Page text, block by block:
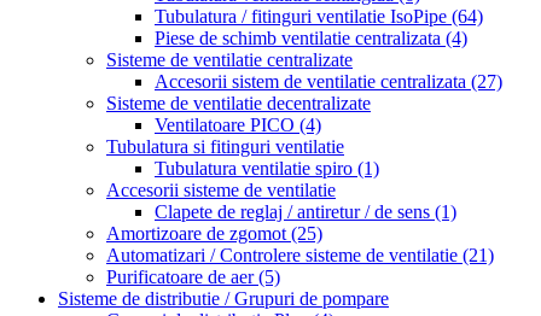
Tubulatura / fitinguri ventilatie IsoPipe (64)
Piese de schimb ventilatie centralizata (4)
Sisteme de ventilatie centralizate
Accesorii sistem de ventilatie centralizata (27)
Sisteme de ventilatie decentralizate
Ventilatoare PICO (4)
Tubulatura si fitinguri ventilatie
Tubulatura ventilatie spiro (1)
Accesorii sisteme de ventilatie
Clapete de reglaj / antiretur / de sens (1)
Amortizoare de zgomot (25)
Automatizari / Controlere sisteme de ventilatie (21)
Purificatoare de aer(5)
Sisteme de distributie / Grupuri de pompare